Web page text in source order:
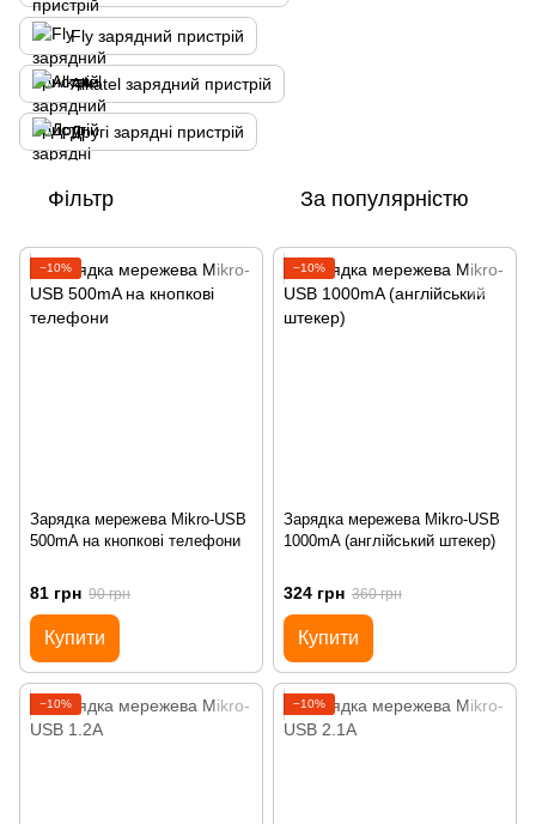
Fly зарядний пристрій
Alkatel зарядний пристрій
Другі зарядні пристрій
Фільтр За популярністю
−10%
Зарядка мережева Mikro-USB
500mA на кнопкові телефони
81 грн 90 грн
Купити
−10%
Зарядка мережева Mikro-USB
1000mA (англійський штекер)
324 грн 360 грн
Купити
−10% −10%